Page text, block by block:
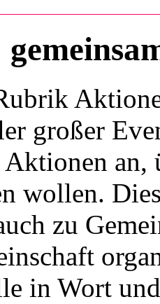
großer
an,
wollen.
zu
in Wort